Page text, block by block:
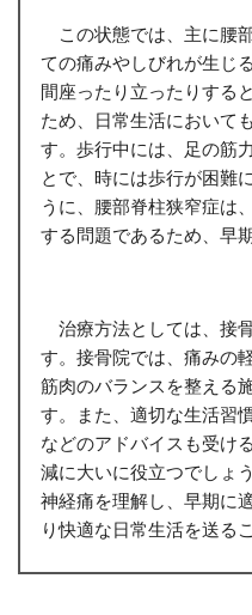
この状態では、主に腰
ての痛みやしびれが生じ
間座ったり立ったりする
ため、日常生活において
す。歩行中には、足の筋
とで、時には歩行が困難
うに、腰部脊柱狭窄症は
する問題であるため、早
治療方法としては、接
す。接骨院では、痛みの
筋肉のバランスを整える
す。また、適切な生活習
などのアドバイスも受け
減に大いに役立つでしょ
神経痛を理解し、早期に
り快適な日常生活を送る